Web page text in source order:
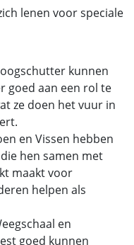
lenen voor speciale
kunnen
goed aan een rol te
ze doen het vuur in
en Vissen hebben
hen samen met
maakt voor
helpen als
en
goed kunnen